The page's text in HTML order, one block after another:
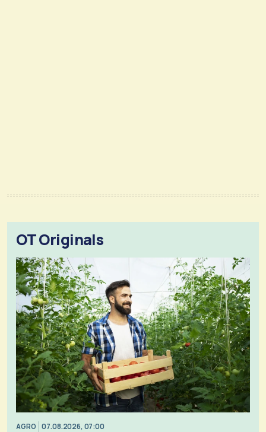
OT Originals
AGRO 07.08.2026, 07:00